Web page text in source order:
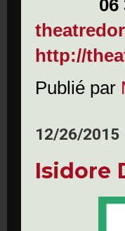
06 34
http://
Publié par
12/26/2015
Isidore